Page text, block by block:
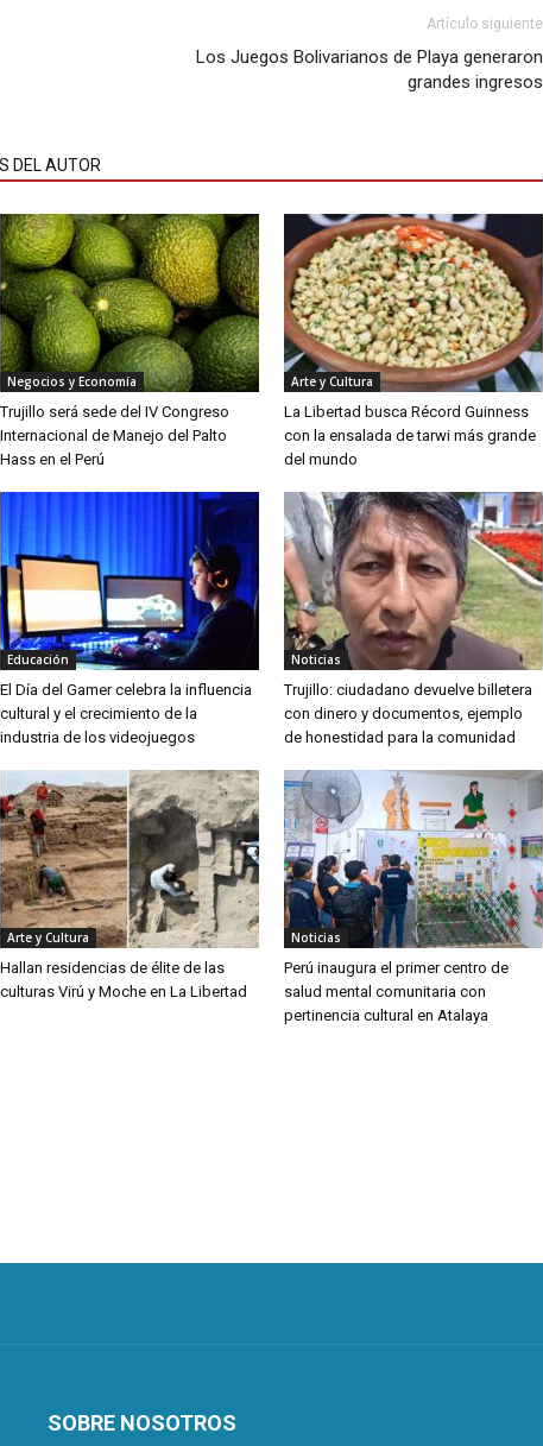
Artículo siguiente
Los Juegos Bolivarianos de Playa generaron
grandes ingresos
DEL AUTOR
Negocios y Economía
Trujillo será sede del IV Congreso
Internacional de Manejo del Palto
Hass en el Perú
Arte y Cultura
La Libertad busca Récord Guinness
con la ensalada de tarwi más grande
del mundo
Educación
El Día del Gamer celebra la influencia
cultural y el crecimiento de la
industria de los videojuegos
Noticias
Trujillo: ciudadano devuelve billetera
con dinero y documentos, ejemplo
de honestidad para la comunidad
Arte y Cultura
Hallan residencias de élite de las
culturas Virú y Moche en La Libertad
Noticias
Perú inaugura el primer centro de
salud mental comunitaria con
pertinencia cultural en Atalaya
SOBRE NOSOTROS